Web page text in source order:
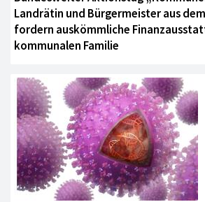
Landrätin und Bürgermeister aus
fordern auskömmliche
kommunalen Familie